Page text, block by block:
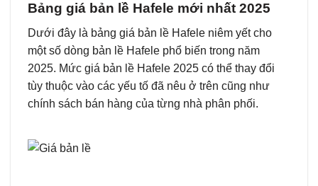
Bảng giá bản lề Hafele mới nhất 2025
Dưới đây là bảng giá bản lề Hafele niêm yết cho
một số dòng bản lề Hafele phổ biến trong năm
2025. Mức giá bản lề Hafele 2025 có thể thay đổi
tùy thuộc vào các yếu tố đã nêu ở trên cũng như
chính sách bán hàng của từng nhà phân phối.